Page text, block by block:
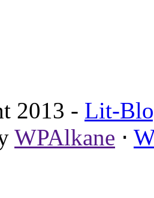
2013 - Lit-
WPAlkane ⋅